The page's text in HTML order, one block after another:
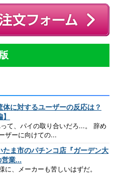
に対するユーザーの反応は？
て、パイの取り合いだろ...。 辞め
ザーに向けての...
たま市のパチンコ店『ガーデン大
業...
に、メーカーも苦しいはずだ。